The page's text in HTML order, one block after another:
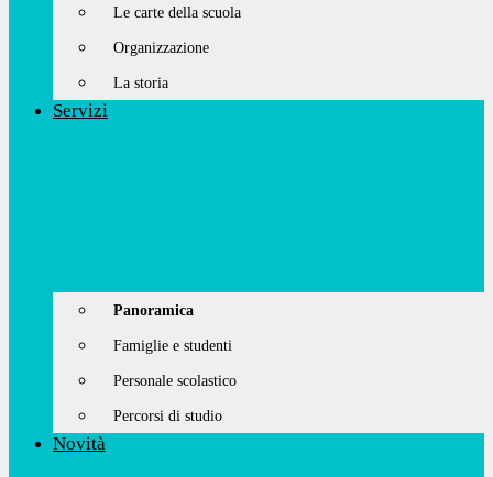
Le carte della scuola
Organizzazione
La storia
Servizi
Panoramica
Famiglie e studenti
Personale scolastico
Percorsi di studio
Novità